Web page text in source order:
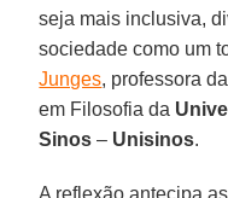
seja mais inclusiva,
sociedade como um
Junges, professora
em Filosofia da
Sinos – Unisinos.
A reflexão antecipa